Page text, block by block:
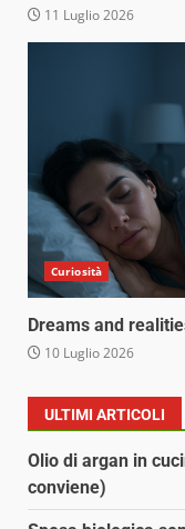
11 Luglio 2026
Curiosità
Dreams and
10 Luglio 2026
ULTIMI ARTICOLI
Olio di argan in
conviene)